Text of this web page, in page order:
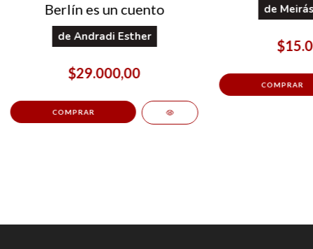
Berlín es un cuento
deAndradi Esther
$29.000,00
de